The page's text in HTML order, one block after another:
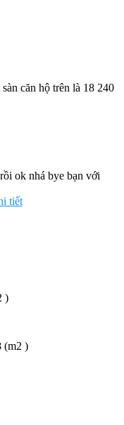
căn hộ trên là 18 240
ok nhá bye bạn với
tiết
)
(m2 )